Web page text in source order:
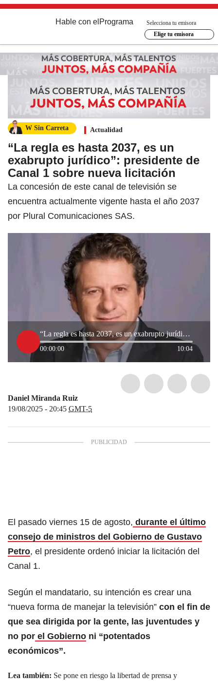
Hable con el Programa
Selecciona tu emisora
Elige tu emisora
W Sin Carreta Actualidad
“La regla es hasta 2037, es un
exabrupto jurídico”: presidente de
Canal 1 sobre nueva licitación
La concesión de este canal de televisión se
encuentra actualmente vigente hasta el año 2037
por Plural Comunicaciones SAS.
“La regla es hasta 2037, es un exabrupto jurídico”: presidente de Canal 1 sobre nueva licitación
00:00:00 10:04
Daniel Miranda Ruiz
19/08/2025 - 20:45 GMT-5
El pasado viernes 15 de agosto, durante el último
consejo de ministros del Gobierno de Gustavo
Petro, el presidente ordenó iniciar la licitación del
Canal 1.
Según el mandatario, su intención es crear una
“nueva forma de manejar la televisión” con el fin de
que sea dirigida por la gente, las juventudes y
no por el Gobierno ni “potentados
económicos”.
Lea también: Se pone en riesgo la libertad de prensa y